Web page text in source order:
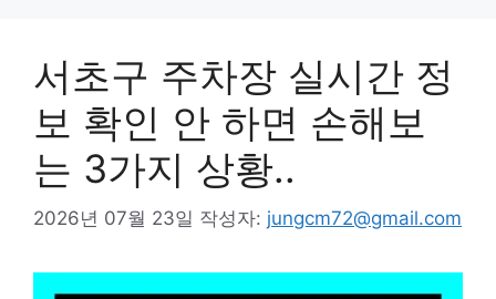
서초구 주차장 실시간 정
보 확인 안 하면 손해보
는 3가지 상황..
2026년 07월 23일 작성자: jungcm72@gmail.com